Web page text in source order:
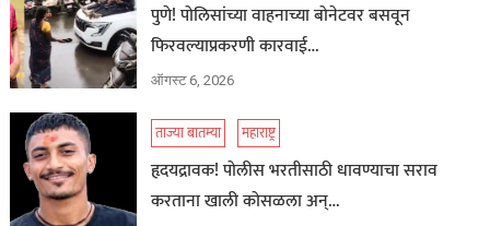
पुणे! पोलिसांच्या वाहनाच्या बोनेटवर बसवून
फिरवल्याप्रकरणी कारवाई…
ऑगस्ट 6, 2026
ताज्या बातम्या महाराष्ट्र
हृदयद्रावक! पोलीस भरतीसाठी धावण्याचा सराव
करताना खाली कोसळला अन्…